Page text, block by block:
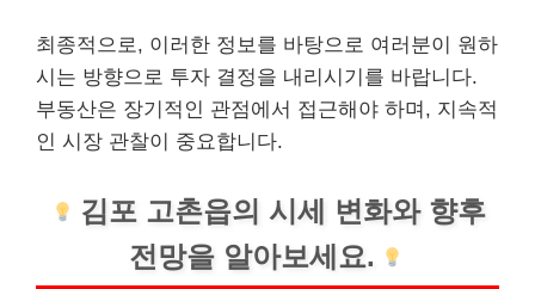
최종적으로, 이러한 정보를 바탕으로 여러분이 원하
시는 방향으로 투자 결정을 내리시기를 바랍니다.
부동산은 장기적인 관점에서 접근해야 하며, 지속적
인 시장 관찰이 중요합니다.
김포 고촌읍의 시세 변화와 향후
전망을 알아보세요.